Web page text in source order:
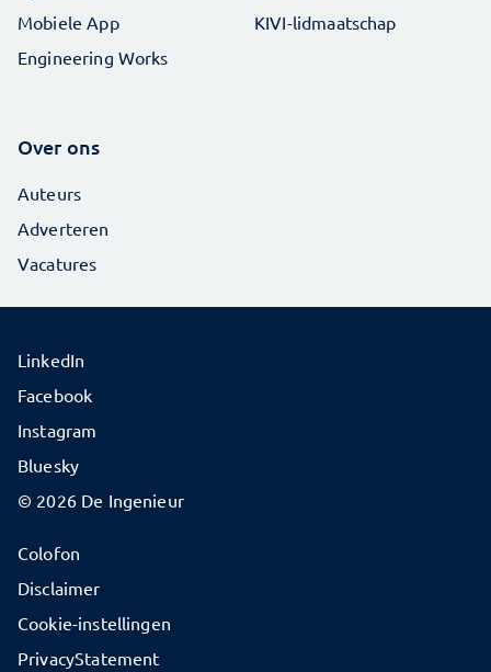
Mobiele App
Engineering Works
KIVI-lidmaatschap
Over ons
Auteurs
Adverteren
Vacatures
© 2026 De Ingenieur
Colofon
Disclaimer
Cookie-instellingen
PrivacyStatement
LinkedIn
Facebook
Instagram
Bluesky